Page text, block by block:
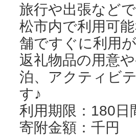
旅行や出張など
松市内で利用可
舗ですぐに利用
返礼物品の用意
泊、アクティビ
す♪
利用期限：180日
寄附金額：千円